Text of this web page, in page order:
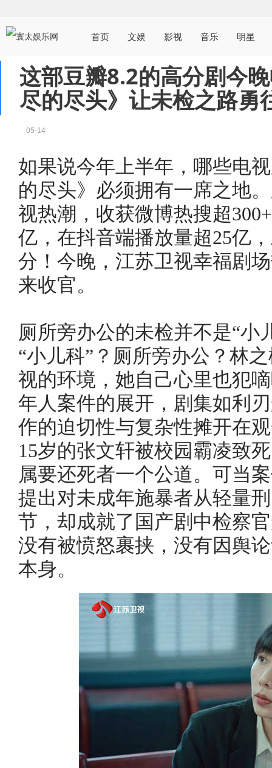
首页 文娱 影视 音乐 明星
这部豆瓣8.2的高分剧今
尽的尽头》让未检之路勇
05-14
如果说今年上半年，哪些电
的尽头》必须拥有一席之地
视热潮，收获微博热搜超
亿，在抖音端播放量超25亿
分！今晚，江苏卫视幸福剧
来收官。
厕所旁办公的未检并不是“小
“小儿科”？厕所旁办公？林
视的环境，她自己心里也犯
年人案件的展开，剧集如利
作的迫切性与复杂性摊开在
15岁的张文轩被校园霸凌致
属要还死者一个公道。可当
提出对未成年施暴者从轻量
节，却成就了国产剧中检察
没有被愤怒裹挟，没有因舆
本身。